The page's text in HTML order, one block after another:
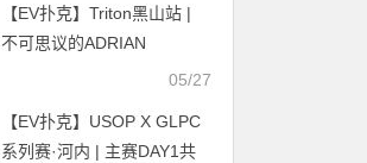
【EV扑克】Triton黑山站 |
不可思议的ADRIAN
MATEOS激情夺冠，豪取05/27
【EV扑克】USOP X GLPC
系列赛·河内 | 主赛DAY1共